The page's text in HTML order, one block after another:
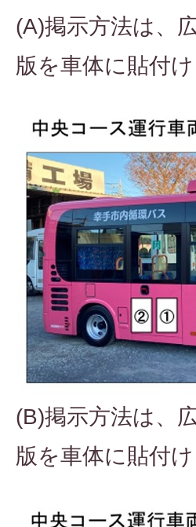
(A)掲示方法は、
版を車体に貼付け
(B)掲示方法は、
版を車体に貼付け